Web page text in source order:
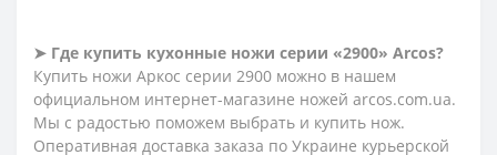
➤ Где купить кухонные ножи серии «2900» Arcos?
Купить ножи Аркос серии 2900 можно в нашем
официальном интернет-магазине ножей arcos.com.ua.
Мы с радостью поможем выбрать и купить нож.
Оперативная доставка заказа по Украине курьерской